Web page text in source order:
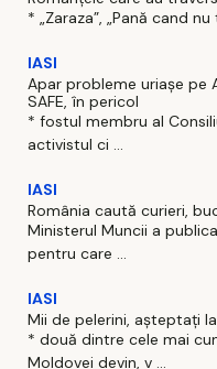
* „Zaraza”, „Pană cand nu
IASI
Apar probleme uriașe pe
SAFE, în pericol
* fostul membru al
activistul ci ...
IASI
România caută curieri,
Ministerul Muncii a
pentru care ...
IASI
Mii de pelerini, așteptați
* două dintre cele mai
Moldovei devin, v ...